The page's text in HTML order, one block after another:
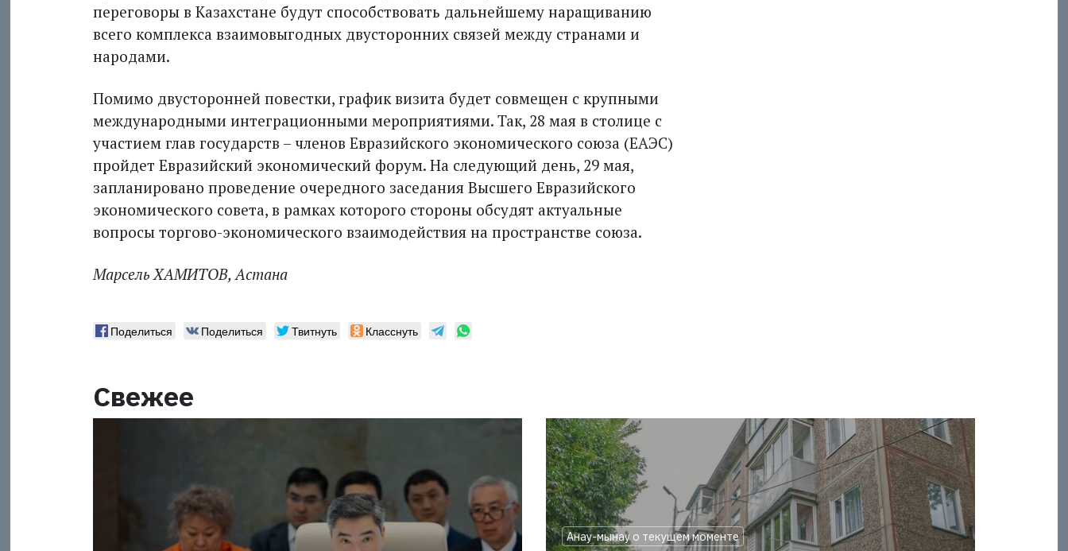
переговоры в Казахстане будут способствовать дальнейшему наращиванию
всего комплекса взаимовыгодных двусторонних связей между странами и
народами.
Помимо двусторонней повестки, график визита будет совмещен с крупными
международными интеграционными мероприятиями. Так, 28 мая в столице с
участием глав государств – членов Евразийского экономического союза (ЕАЭС)
пройдет Евразийский экономический форум. На следующий день, 29 мая,
запланировано проведение очередного заседания Высшего Евразийского
экономического совета, в рамках которого стороны обсудят актуальные
вопросы торгово-экономического взаимодействия на пространстве союза.
Марсель ХАМИТОВ, Астана
Поделиться Поделиться Твитнуть Класснуть
Свежее
Анау-мынау о текущем моменте